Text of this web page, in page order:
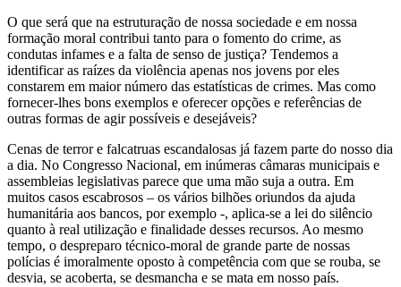
O que será que na estruturação de nossa sociedade e em nossa
formação moral contribui tanto para o fomento do crime, as
condutas infames e a falta de senso de justiça? Tendemos a
identificar as raízes da violência apenas nos jovens por eles
constarem em maior número das estatísticas de crimes. Mas como
fornecer-lhes bons exemplos e oferecer opções e referências de
outras formas de agir possíveis e desejáveis?
Cenas de terror e falcatruas escandalosas já fazem parte do nosso dia
a dia. No Congresso Nacional, em inúmeras câmaras municipais e
assembleias legislativas parece que uma mão suja a outra. Em
muitos casos escabrosos – os vários bilhões oriundos da ajuda
humanitária aos bancos, por exemplo -, aplica-se a lei do silêncio
quanto à real utilização e finalidade desses recursos. Ao mesmo
tempo, o despreparo técnico-moral de grande parte de nossas
polícias é imoralmente oposto à competência com que se rouba, se
desvia, se acoberta, se desmancha e se mata em nosso país.